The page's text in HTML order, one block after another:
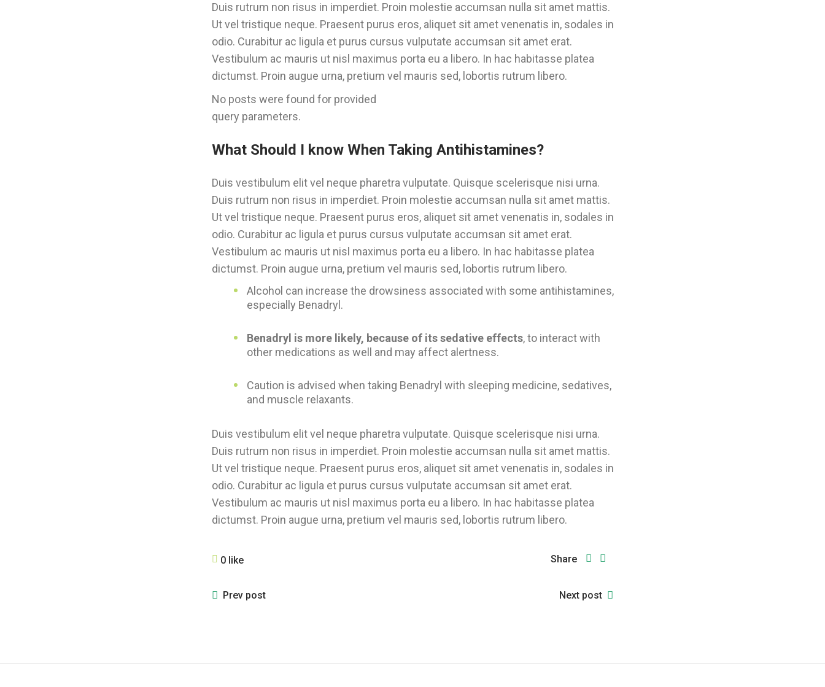
Duis rutrum non risus in imperdiet. Proin molestie accumsan nulla sit amet mattis.
Ut vel tristique neque. Praesent purus eros, aliquet sit amet venenatis in, sodales in
odio. Curabitur ac ligula et purus cursus vulputate accumsan sit amet erat.
Vestibulum ac mauris ut nisl maximus porta eu a libero. In hac habitasse platea
dictumst. Proin augue urna, pretium vel mauris sed, lobortis rutrum libero.
No posts were found for provided
query parameters.
What Should I know When Taking Antihistamines?
Duis vestibulum elit vel neque pharetra vulputate. Quisque scelerisque nisi urna.
Duis rutrum non risus in imperdiet. Proin molestie accumsan nulla sit amet mattis.
Ut vel tristique neque. Praesent purus eros, aliquet sit amet venenatis in, sodales in
odio. Curabitur ac ligula et purus cursus vulputate accumsan sit amet erat.
Vestibulum ac mauris ut nisl maximus porta eu a libero. In hac habitasse platea
dictumst. Proin augue urna, pretium vel mauris sed, lobortis rutrum libero.
Alcohol can increase the drowsiness associated with some antihistamines,
especially Benadryl.
Benadryl is more likely, because of its sedative effects, to interact with
other medications as well and may affect alertness.
Caution is advised when taking Benadryl with sleeping medicine, sedatives,
and muscle relaxants.
Duis vestibulum elit vel neque pharetra vulputate. Quisque scelerisque nisi urna.
Duis rutrum non risus in imperdiet. Proin molestie accumsan nulla sit amet mattis.
Ut vel tristique neque. Praesent purus eros, aliquet sit amet venenatis in, sodales in
odio. Curabitur ac ligula et purus cursus vulputate accumsan sit amet erat.
Vestibulum ac mauris ut nisl maximus porta eu a libero. In hac habitasse platea
dictumst. Proin augue urna, pretium vel mauris sed, lobortis rutrum libero.
0 like Share
Prev post Next post